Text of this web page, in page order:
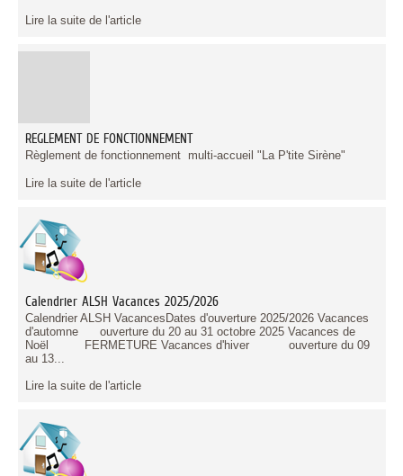
Lire la suite de l'article
REGLEMENT DE FONCTIONNEMENT
Règlement de fonctionnement multi-accueil "La P'tite Sirène"
Lire la suite de l'article
Calendrier ALSH Vacances 2025/2026
Calendrier ALSH VacancesDates d'ouverture 2025/2026 Vacances
d'automne ouverture du 20 au 31 octobre 2025 Vacances de
Noël FERMETURE Vacances d'hiver ouverture du 09
au 13...
Lire la suite de l'article